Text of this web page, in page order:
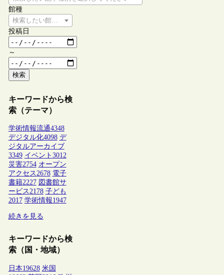
館種
検索したい館種を選択してください
投稿日
～
検索
キーワードから検
索（テーマ）
学術情報流通4348
デジタル化4098 デ
ジタルアーカイブ
3349 イベント 3012
災害2754 オープン
アクセス 2678 電子
書籍2227 図書館サ
ービス 2178 子ども
2017 学術情報1947
続きを見る
キーワードから検
索（国・地域）
日本19628 米国